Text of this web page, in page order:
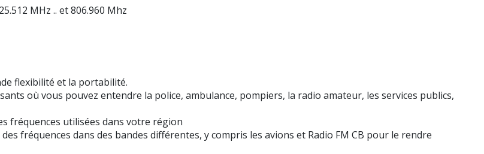
MHz .. et 806.960 Mhz
flexibilité et la portabilité.
où vous pouvez entendre la police, ambulance, pompiers, la radio amateur, les services publics,
fréquences utilisées dans votre région
fréquences dans des bandes différentes, y compris les avions et Radio FM CB pour le rendre